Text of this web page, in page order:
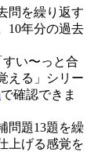
問を繰り返す
10年分の過去
すい〜っと合
える」シリー
で確認できま
問題13題を繰
上げる感覚を